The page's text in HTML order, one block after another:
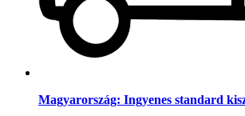
Magyarország: Ingyenes standard